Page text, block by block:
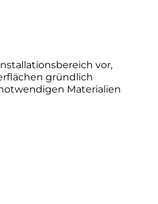
vor,
gründlich
Materialien